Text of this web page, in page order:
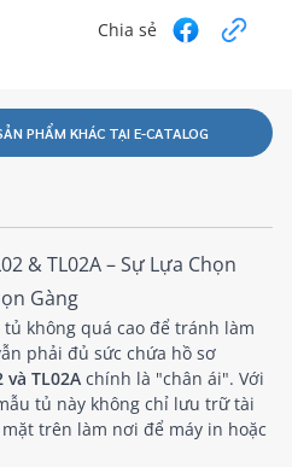
Chia sẻ
PHẨM KHÁC TẠI E-CATALOG
& TL02A – Sự Lựa Chọn
Gàng
không quá cao để tránh làm
phải đủ sức chứa hồ sơ
TL02A chính là "chân ái". Với
tủ này không chỉ lưu trữ tài
trên làm nơi để máy in hoặc